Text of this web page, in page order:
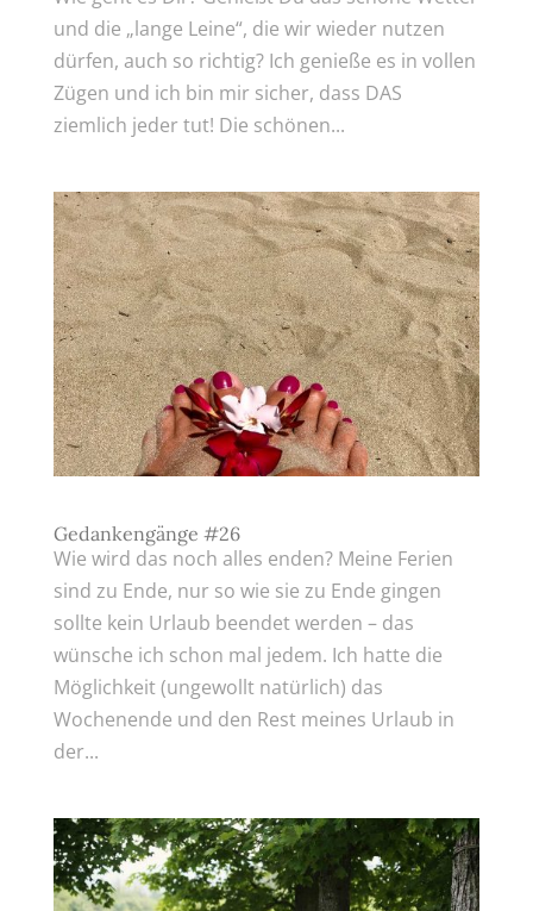
und die „lange Leine“, die wir wieder nutzen
dürfen, auch so richtig? Ich genieße es in vollen
Zügen und ich bin mir sicher, dass DAS
ziemlich jeder tut! Die schönen...
Gedankengänge #26
Wie wird das noch alles enden? Meine Ferien
sind zu Ende, nur so wie sie zu Ende gingen
sollte kein Urlaub beendet werden – das
wünsche ich schon mal jedem. Ich hatte die
Möglichkeit (ungewollt natürlich) das
Wochenende und den Rest meines Urlaub in
der...